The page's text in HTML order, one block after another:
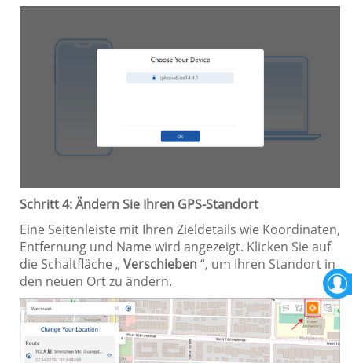
Schritt 4: Ändern Sie Ihren GPS-Standort
Eine Seitenleiste mit Ihren Zieldetails wie Koordinaten,
Entfernung und Name wird angezeigt. Klicken Sie auf
die Schaltfläche „Verschieben“, um Ihren Standort in
den neuen Ort zu ändern.